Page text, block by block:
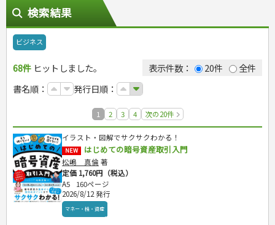
スポーツ
スポーツルール
野球
ゴルフ
ジュニアスポーツ
その他スポーツ
自然・アウトドア・ペット
アウトドア
犬・猫
園芸・野菜づくり
雑学
娯楽・ゲーム・占い
ナンプレ
ゲーム・マジック
家相・風水・占い
カルチャー・芸術・趣味
音楽・楽器
趣味・鑑賞・カメラ
俳句・詩・ことば
辞典
語学・旅行会話
運転免許
原付・二輪
生活・暮らし
料理
料理・レシピ
各国料理
お弁当
健康メニュー・ダイエット
調理器具クッキング
お菓子・ケーキ・パン
飲み物・お酒
手芸・クラフト
ソーイング
クラフト
インテリア・ハウジング
収納・掃除・暮らし
美容・ファッション
ダイエット・エクササイズ
メイク・ネイル・ヘア
冠婚葬祭・手紙・ペン字
冠婚葬祭・スピーチ・マナー
妊娠・出産・育児
妊娠・出産・育児
離乳食・幼児食・こどもレシピ
健康と保育
家庭医学・健康
ツボ・マッサージ
健康知識
看護・介護
介護一般
パネルシアター
こどもの本
児童一般
おりがみ・あやとり
なぞなぞ・ゲーム
占い・心理ゲーム
のりもの・ずかん
読み物・絵本
音と光のでる絵本
学参・ドリル
夏休みドリル
学習・地図
自由研究・読書感想文
えんぴつちょう
就職活動
就職活動
資格試験
検定試験・資格試験
英語検定・TOEIC
漢字検定・数学検定
簿記検定
看護・薬学
ケアマネジャー
介護・社会福祉士
経営・経済・法律
マネー・株・資産
ビジネス・法律
簿記・経理・税金・保険
その他ビジネス
自己啓発
自己啓発
ビジネス読み物
旅行・歴史
国内・海外旅行
国外旅行
地理・歴史
文庫
検索結果
ビジネス
68件 ヒットしました。 表示件数： 20件
全件
書名順：
発行日順：
1 2 3 4 次の20件
イラスト・図解でサクサクわかる！
NEW はじめての暗号資産取引入門
松嶋 真倫 著
定価 1,760円（税込）
A5
160ページ
2026/8/12 発行
マネー・株・資産